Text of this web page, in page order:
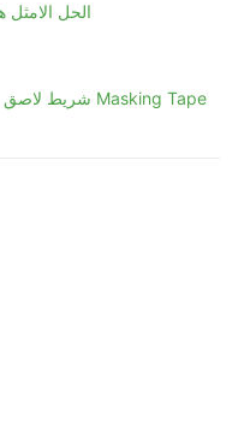
الحل الامثل
شريط لاصق مؤقت لصق ديكور دوكو ماسكينج تيب Masking Tape